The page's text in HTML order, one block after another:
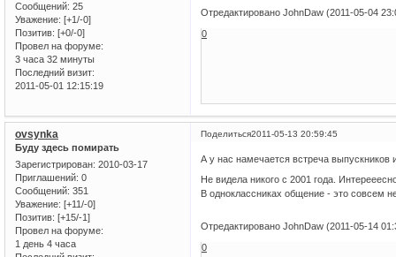
Сообщений: 25
Уважение: [+1/-0]
Позитив: [+0/-0]
Провел на форуме:
3 часа 32 минуты
Последний визит:
2011-05-01 12:15:19
Отредактировано JohnDaw (2011-05-04
0
Поделиться2011-05-13 20:59:45
ovsynka
Буду здесь помирать
Зарегистрирован: 2010-03-17
Приглашений: 0
Сообщений: 351
Уважение: [+11/-0]
Позитив: [+15/-1]
Провел на форуме:
1 день 4 часа
А у нас намечается встреча выпускников
Не видела никого с 2001 года.
В одноклассниках общение - это совсем
Отредактировано JohnDaw (2011-05-14
0